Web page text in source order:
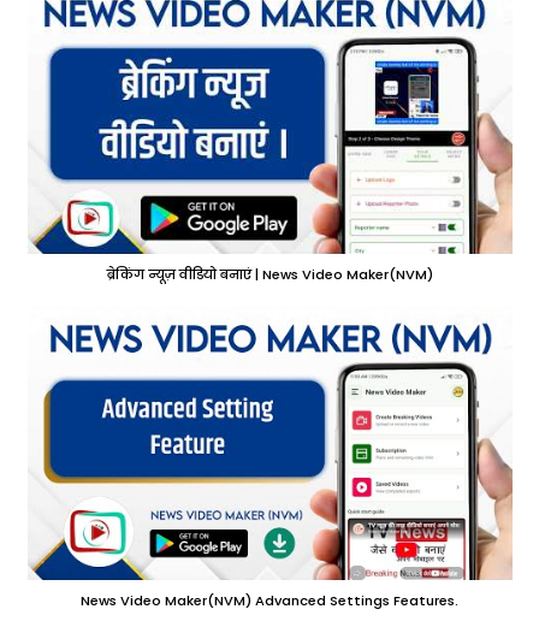
ब्रेकिंग न्यूज़ वीडियो बनाएं | News Video Maker(NVM)
News Video Maker(NVM) Advanced Settings Features.